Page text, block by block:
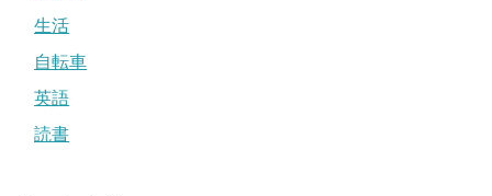
生活
自転車
英語
読書